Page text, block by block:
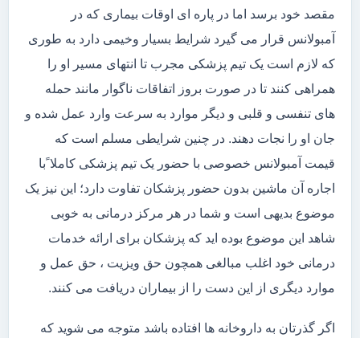
مقصد خود برسد اما در پاره ای اوقات بیماری که در
آمبولانس قرار می گیرد شرایط بسیار وخیمی دارد به طوری
که لازم است یک تیم پزشکی مجرب تا انتهای مسیر او را
همراهی کنند تا در صورت بروز اتفاقات ناگوار مانند حمله
های تنفسی و قلبی و دیگر موارد به سرعت وارد عمل شده و
جان او را نجات دهند. در چنین شرایطی مسلم است که
قیمت آمبولانس خصوصی با حضور یک تیم پزشکی کاملا ًبا
اجاره آن ماشین بدون حضور پزشکان تفاوت دارد؛ این نیز یک
موضوع بدیهی است و شما در هر مرکز درمانی به خوبی
شاهد این موضوع بوده اید که پزشکان برای ارائه خدمات
درمانی خود اغلب مبالغی همچون حق ویزیت ، حق عمل و
موارد دیگری از این دست را از بیماران دریافت می کنند.
اگر گذرتان به داروخانه ها افتاده باشد متوجه می شوید که